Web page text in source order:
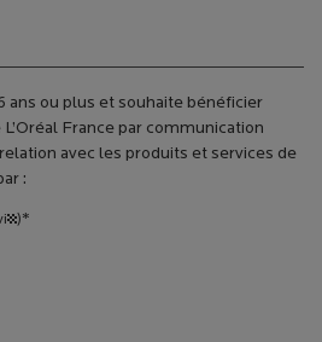
ans ou plus et souhaite bénéficier
France par communication
avec les produits et services de
:
*